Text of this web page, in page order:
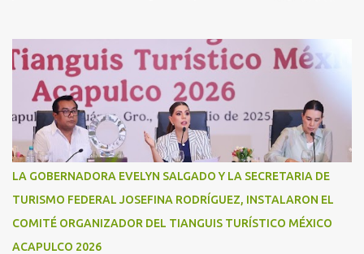
como una fuerza viva de cambio, como una realidad con uniforme,
con botas, con manos, pero sobre todo, con mucho corazón en el
territorio. Son ustedes la transformación, que no queda en
promesas, la que se juega el cuerpo por hacer Patria”, expresó la
gobernadora Evelyn Salgado Pineda, durante la Ceremonia de
Conmemoración del Sexto Aniversario de la Creación de la Guardia
Nacional, en donde también agradeció todo el trabajo y
proximidad social y apoyo en casos de desastres. “Hoy
celebramos seis años de la Guardia Nacional, celebramos a s...
LA GOBERNADORA EVELYN SALGADO Y LA SECRETARIA DE
TURISMO FEDERAL JOSEFINA RODRÍGUEZ, INSTALARON EL
COMITÉ ORGANIZADOR DEL TIANGUIS TURÍSTICO MÉXICO
ACAPULCO 2026